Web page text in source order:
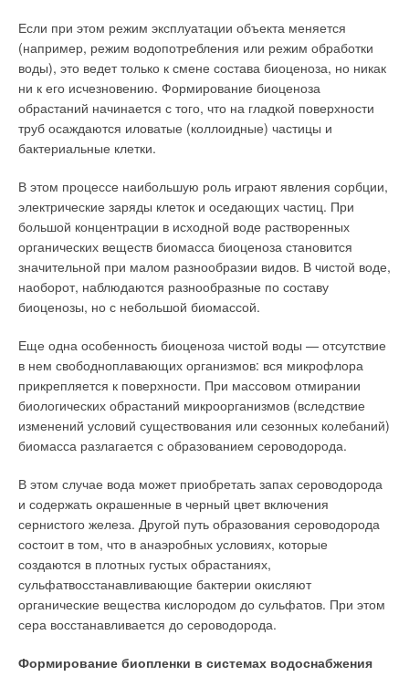
Если при этом режим эксплуатации объекта меняется
(например, режим водопотребления или режим обработки
воды), это ведет только к смене состава биоценоза, но никак
ни к его исчезновению. Формирование биоценоза
обрастаний начинается с того, что на гладкой поверхности
труб осаждаются иловатые (коллоидные) частицы и
бактериальные клетки.
В этом процессе наибольшую роль играют явления сорбции,
электрические заряды клеток и оседающих частиц. При
большой концентрации в исходной воде растворенных
органических веществ биомасса биоценоза становится
значительной при малом разнообразии видов. В чистой воде,
наоборот, наблюдаются разнообразные по составу
биоценозы, но с небольшой биомассой.
Еще одна особенность биоценоза чистой воды — отсутствие
в нем свободноплавающих организмов: вся микрофлора
прикрепляется к поверхности. При массовом отмирании
биологических обрастаний микроорганизмов (вследствие
изменений условий существования или сезонных колебаний)
биомасса разлагается с образованием сероводорода.
В этом случае вода может приобретать запах сероводорода
и содержать окрашенные в черный цвет включения
сернистого железа. Другой путь образования сероводорода
состоит в том, что в анаэробных условиях, которые
создаются в плотных густых обрастаниях,
сульфатвосстанавливающие бактерии окисляют
органические вещества кислородом до сульфатов. При этом
сера восстанавливается до сероводорода.
Формирование биопленки в системах водоснабжения